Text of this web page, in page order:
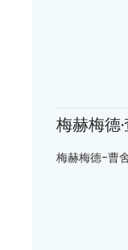
梅赫梅德
梅赫梅德-曹